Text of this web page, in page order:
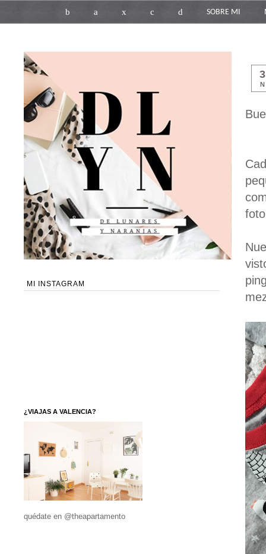
b a x c d SOBRE MI
MI INSTAGRAM
¿VIAJAS A VALENCIA?
quédate en @theapartamento